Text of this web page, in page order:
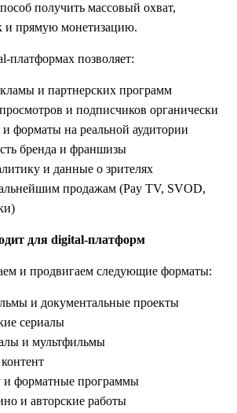
получить массовый охват,
и прямую монетизацию.
платформах позволяет:
и партнерских программ
и подписчиков органически
и форматы на реальной аудитории
бренда и франшизы
и данные о зрителях
продажам (Pay TV, SVOD,
для digital-платформ
и продвигаем следующие форматы:
и документальные проекты
сериалы
и мультфильмы
и форматные программы
и авторские работы